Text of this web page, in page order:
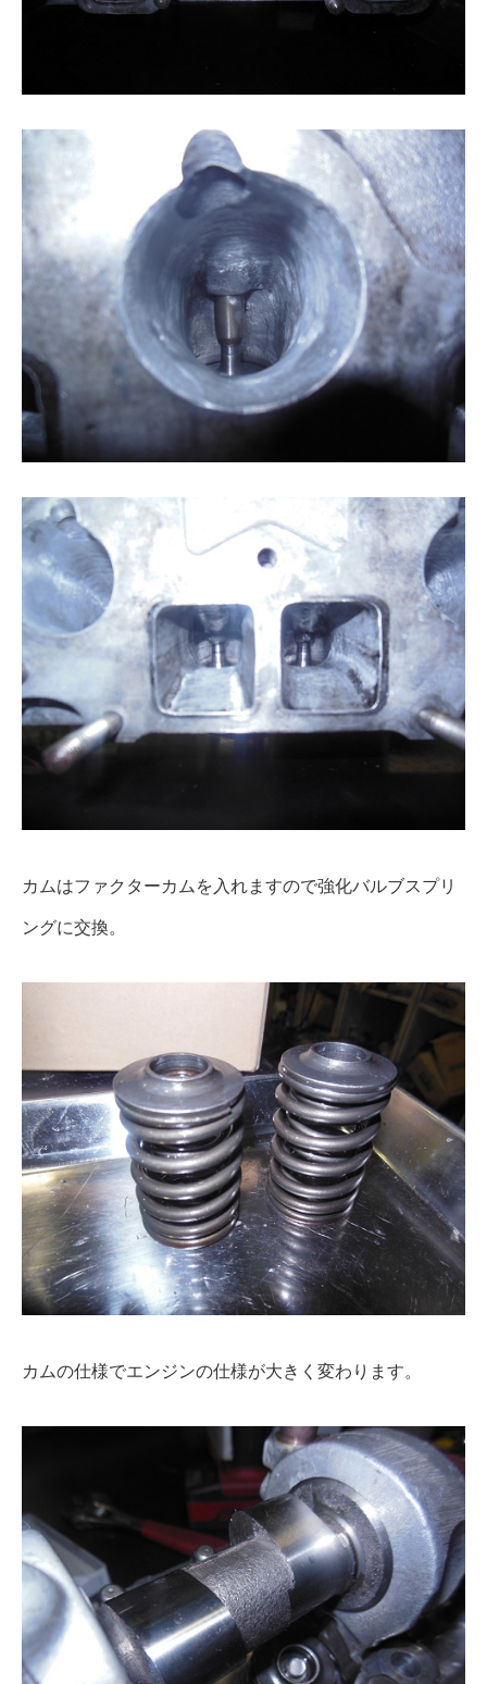
カムはファクターカムを入れますので強化バルブスプリ
ングに交換。
カムの仕様でエンジンの仕様が大きく変わります。